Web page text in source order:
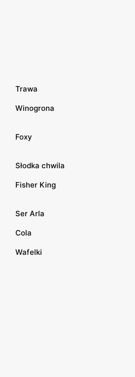
Trawa
Winogrona
Foxy
Słodka chwila
Fisher King
Ser Arla
Cola
Wafelki